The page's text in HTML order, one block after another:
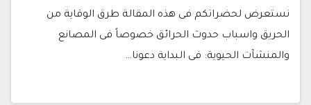
نستعرض لحضراتكم فى هذه المقالة طرق الوقاية من
الحريق واسباب حدوث الحرائق خصوصاً فى المصانع
والمنشآت الحيوية: فى البداية دعونا…